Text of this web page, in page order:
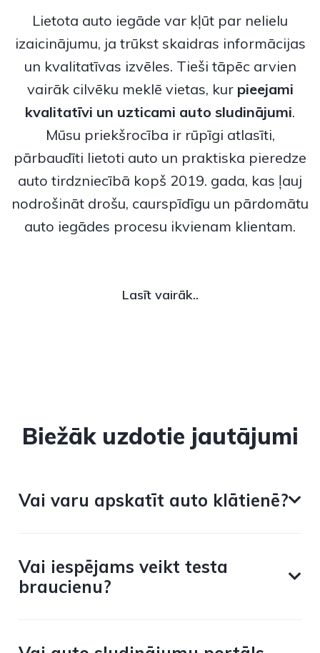
Lietota auto iegāde var kļūt par nelielu
izaicinājumu, ja trūkst skaidras informācijas
un kvalitatīvas izvēles. Tieši tāpēc arvien
vairāk cilvēku meklē vietas, kur pieejami
kvalitatīvi un uzticami auto sludinājumi.
Mūsu priekšrocība ir rūpīgi atlasīti,
pārbaudīti lietoti auto un praktiska pieredze
auto tirdzniecībā kopš 2019. gada, kas ļauj
nodrošināt drošu, caurspīdīgu un pārdomātu
auto iegādes procesu ikvienam klientam.
Lasīt vairāk..
Biežāk uzdotie jautājumi
Vai varu apskatīt auto klātienē?
Vai iespējams veikt testa
braucienu?